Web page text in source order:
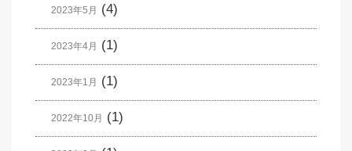
2023年5月 (4)
2023年4月 (1)
2023年1月 (1)
2022年10月 (1)